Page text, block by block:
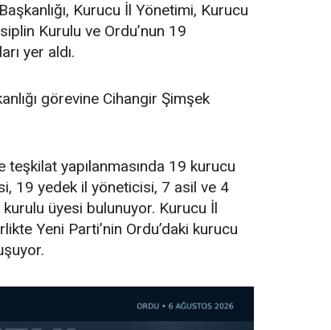
Kurucu İl Yönetimi, Kurucu
Kurulu ve Ordu’nun 19
yer aldı.
görevine Cihangir Şimşek
teşkilat yapılanmasında 19 kurucu
19 yedek il yöneticisi, 7 asil ve 4
üyesi bulunuyor. Kurucu İl
Yeni Parti’nin Ordu’daki kurucu